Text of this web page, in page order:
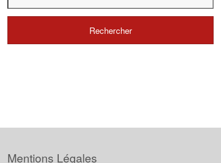
Mentions Légales